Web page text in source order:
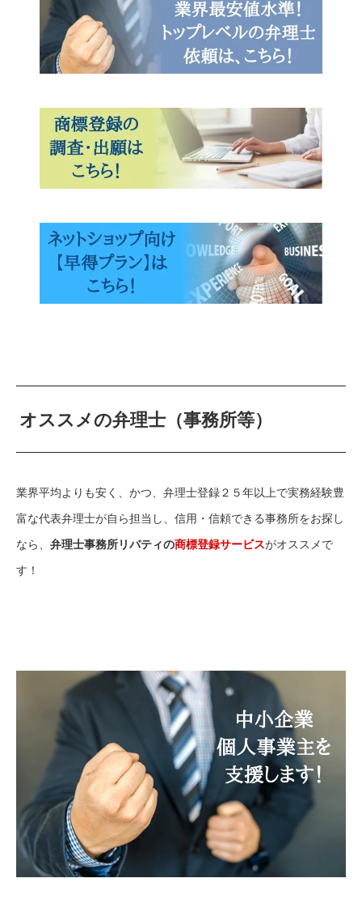
オススメの弁理士（事務所等）
業界平均よりも安く、かつ、弁理士登録２５年以上で実務経験豊
富な代表弁理士が自ら担当し、信用・信頼できる事務所をお探し
なら、 弁理士事務所リバティの商標登録サービスがオススメで
す！